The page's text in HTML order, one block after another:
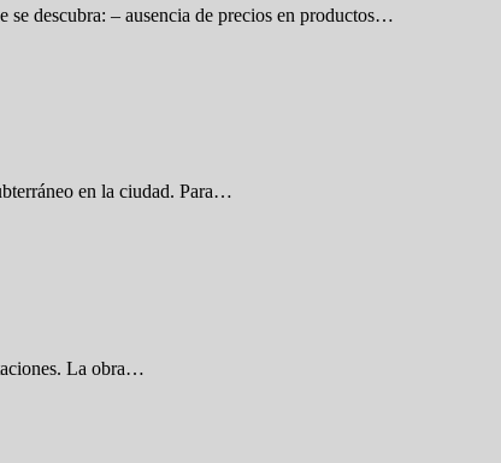
se descubra: – ausencia de precios en productos…
en la ciudad. Para…
La obra…